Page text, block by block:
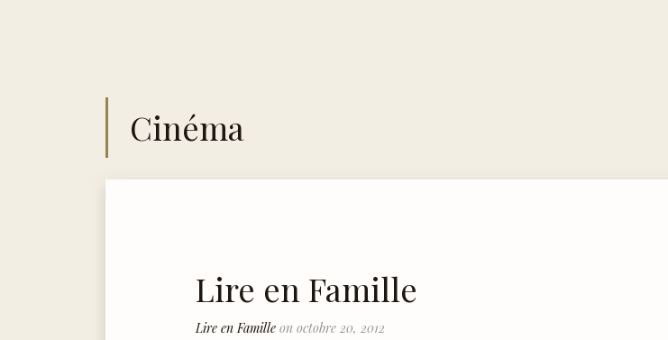
Cinéma
Lire en Famille
Lire en Famille on octobre 20, 2012